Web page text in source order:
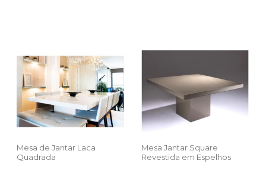
Mesa de Jantar Laca
Quadrada
Mesa Jantar Square
Revestida em Espelhos